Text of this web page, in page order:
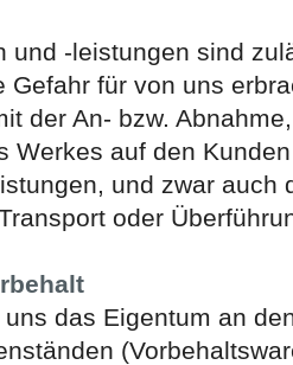
und -leistungen sind
Gefahr für von uns
der An- bzw.
Werkes auf den
und zwar auch
oder
das Eigentum an